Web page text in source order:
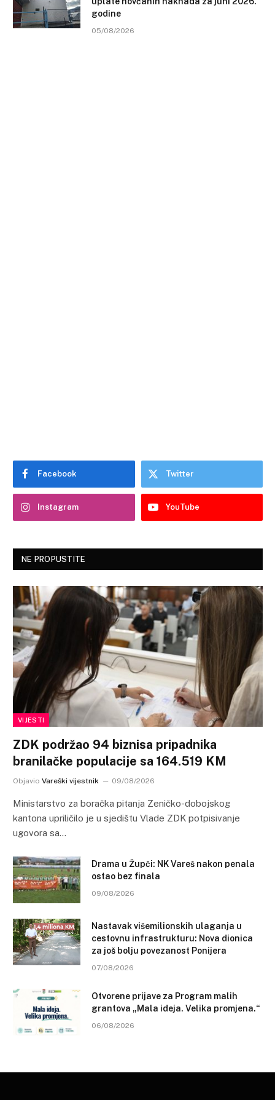
godine
05/08/2026
Facebook Twitter
Instagram YouTube
NE PROPUSTITE
VIJESTI
ZDK podržao 94 biznisa pripadnika
branilačke populacije sa 164.519 KM
Objavio Vareški vijestnik 09/08/2026
Ministarstvo za boračka pitanja Zeničko-dobojskog
kantona upriličilo je u sjedištu Vlade ZDK potpisivanje
ugovora sa…
Drama u Župči: NK Vareš nakon penala
ostao bez finala
09/08/2026
Nastavak višemilionskih ulaganja u
cestovnu infrastrukturu: Nova dionica
za još bolju povezanost Ponijera
07/08/2026
Otvorene prijave za Program malih
grantova „Mala ideja. Velika promjena.“
06/08/2026